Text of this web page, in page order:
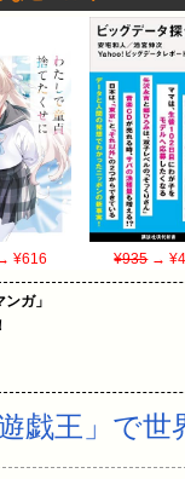
¥616 ¥935→
ガ」
戯王」で